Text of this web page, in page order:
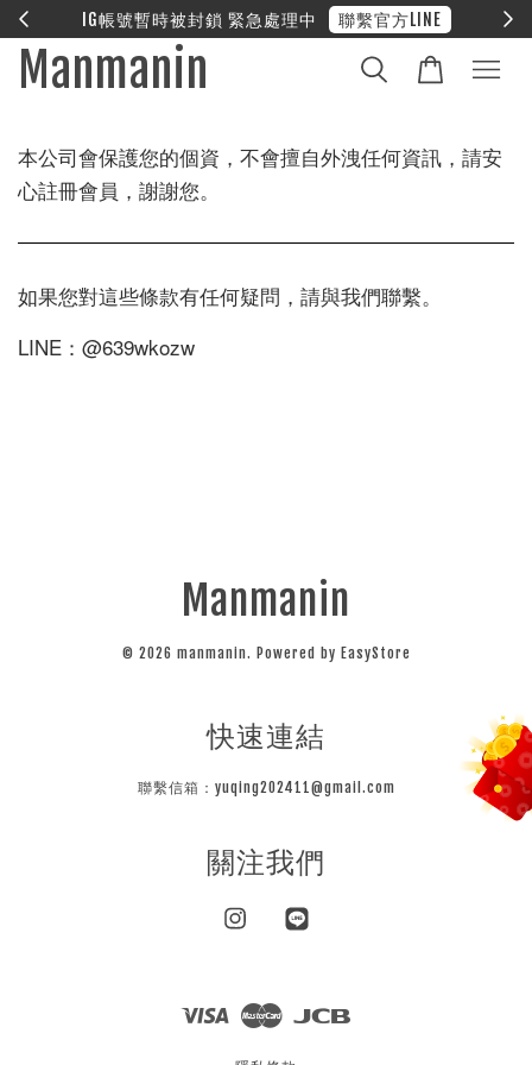
IG帳號暫時被封鎖 緊急處理中 聯繫官方LINE
Manmanin
本公司會保護您的個資，不會擅自外洩任何資訊，請安
心註冊會員，謝謝您。
如果您對這些條款有任何疑問，請與我們聯繫。
LINE：@639wkozw
Manmanin
© 2026 manmanin. Powered by EasyStore
快速連結
聯繫信箱：yuqing202411@gmail.com
關注我們
Instagram
Visa Master